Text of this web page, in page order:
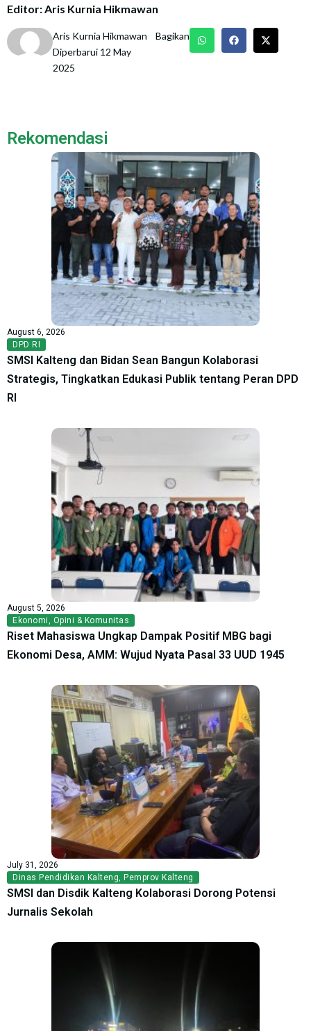
Editor: Aris Kurnia Hikmawan
Aris Kurnia Hikmawan
Diperbarui 12 May
2025
Bagikan
Rekomendasi
August 6, 2026
DPD RI
SMSI Kalteng dan Bidan Sean Bangun Kolaborasi
Strategis, Tingkatkan Edukasi Publik tentang Peran DPD
RI
August 5, 2026
Ekonomi, Opini & Komunitas
Riset Mahasiswa Ungkap Dampak Positif MBG bagi
Ekonomi Desa, AMM: Wujud Nyata Pasal 33 UUD 1945
July 31, 2026
Dinas Pendidikan Kalteng, Pemprov Kalteng
SMSI dan Disdik Kalteng Kolaborasi Dorong Potensi
Jurnalis Sekolah